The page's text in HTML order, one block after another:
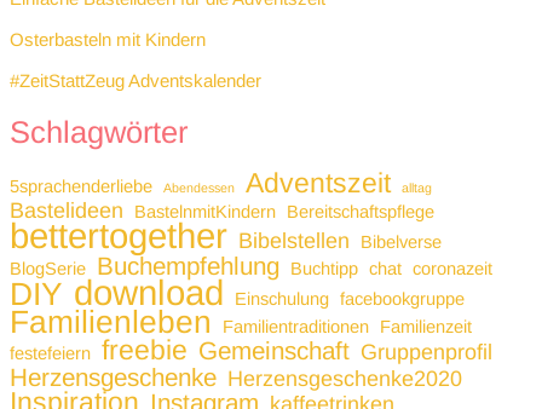
Osterbasteln mit Kindern
#ZeitStattZeug Adventskalender
Schlagwörter
5sprachenderliebe Abendessen Adventszeit alltag
Bastelideen BastelnmitKindern Bereitschaftspflege
bettertogether Bibelstellen
Bibelverse
BlogSerie
Buchempfehlung Buchtipp chat coronazeit
DIY download Einschulung facebookgruppe
Familienleben Familientraditionen
Familienzeit
festefeiern freebie Gemeinschaft Gruppenprofil
Herzensgeschenke Herzensgeschenke2020
Inspiration Instagram kaffeetrinken